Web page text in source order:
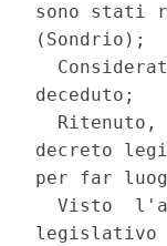
sono stati
(Sondrio);
deceduto;
Ritenuto,
decreto
per far
Visto
legislativo